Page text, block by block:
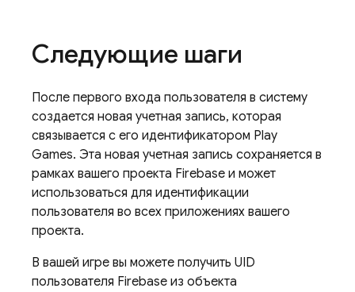
Следующие шаги
После первого входа пользователя в систему
создается новая учетная запись, которая
связывается с его идентификатором Play
Games. Эта новая учетная запись сохраняется в
рамках вашего проекта Firebase и может
использоваться для идентификации
пользователя во всех приложениях вашего
проекта.
В вашей игре вы можете получить UID
пользователя Firebase из объекта